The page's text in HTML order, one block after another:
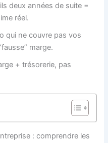
deux années de suite =
réel.
qui ne couvre pas vos
marge.
+ trésorerie, pas
: comprendre les